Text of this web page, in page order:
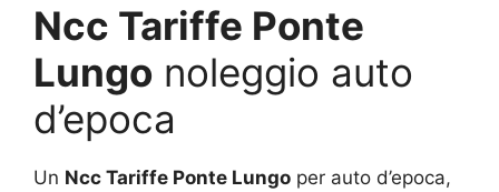
Ncc Tariffe Ponte
Lungo noleggio auto
d’epoca
Un Ncc Tariffe Ponte Lungo per auto d’epoca,